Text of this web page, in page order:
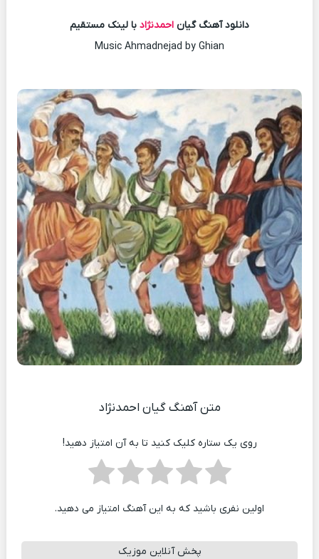
دانلود آهنگ گیان احمدنژاد با لینک مستقیم
Music Ahmadnejad by Ghian
متن آهنگ گیان احمدنژاد
روی یک ستاره کلیک کنید تا به آن امتیاز دهید!
اولین نفری باشید که به این آهنگ امتیاز می دهید.
پخش آنلاین موزیک